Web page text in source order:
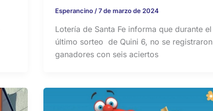
Esperancino /7 de marzo de 2024
Lotería de Santa Fe informa que durante el
último sorteo de Quini 6, no se registraron
ganadores con seis aciertos